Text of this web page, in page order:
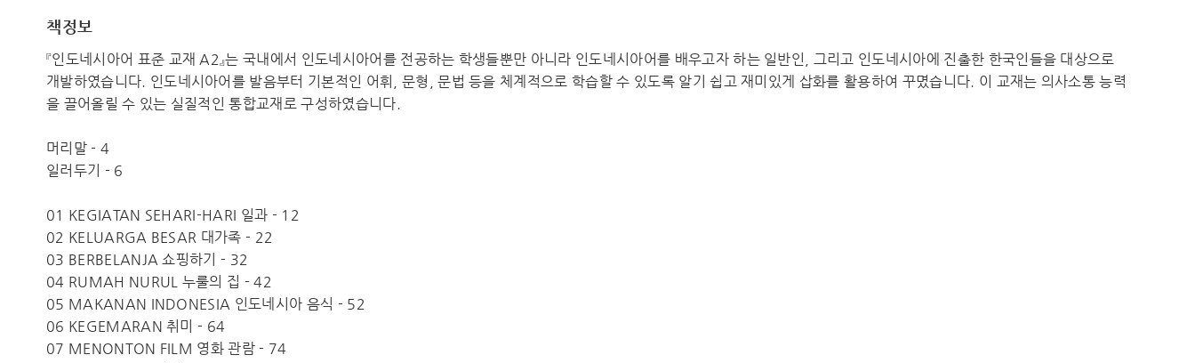
책정보
『인도네시아어 표준 교재 A2』는 국내에서 인도네시아어를 전공하는 학생들뿐만 아니라 인도네시아어를 배우고자 하는 일반인, 그리고 인도네시아에 진출한 한국인들을 대상으로
개발하였습니다. 인도네시아어를 발음부터 기본적인 어휘, 문형, 문법 등을 체계적으로 학습할 수 있도록 알기 쉽고 재미있게 삽화를 활용하여 꾸몄습니다. 이 교재는 의사소통 능력
을 끌어올릴 수 있는 실질적인 통합교재로 구성하였습니다.
머리말 - 4
일러두기 - 6
01 KEGIATAN SEHARI-HARI 일과 - 12
02 KELUARGA BESAR 대가족 - 22
03 BERBELANJA 쇼핑하기 - 32
04 RUMAH NURUL 누룰의 집 - 42
05 MAKANAN INDONESIA 인도네시아 음식 - 52
06 KEGEMARAN 취미 - 64
07 MENONTON FILM 영화 관람 - 74